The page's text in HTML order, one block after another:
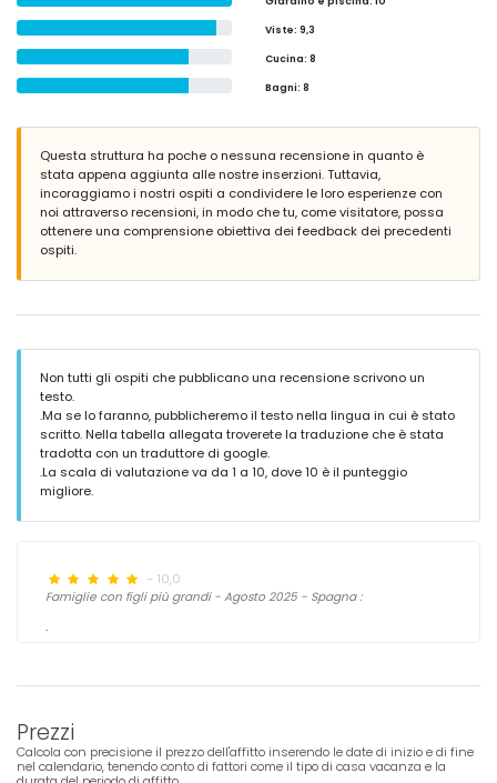
Viste: 9,3
Cucina: 8
Bagni: 8
Questa struttura ha poche o nessuna recensione in quanto è
stata appena aggiunta alle nostre inserzioni. Tuttavia,
incoraggiamo i nostri ospiti a condividere le loro esperienze con
noi attraverso recensioni, in modo che tu, come visitatore, possa
ottenere una comprensione obiettiva dei feedback dei precedenti
ospiti.
Non tutti gli ospiti che pubblicano una recensione scrivono un
testo.
.Ma se lo faranno, pubblicheremo il testo nella lingua in cui è stato
scritto. Nella tabella allegata troverete la traduzione che è stata
tradotta con un traduttore di google.
.La scala di valutazione va da 1 a 10, dove 10 è il punteggio
migliore.
- 10,0
Famiglie con figli più grandi - Agosto 2025 - Spagna :
.
Prezzi
Calcola con precisione il prezzo dell'affitto inserendo le date di inizio e di fine
nel calendario, tenendo conto di fattori come il tipo di casa vacanza e la